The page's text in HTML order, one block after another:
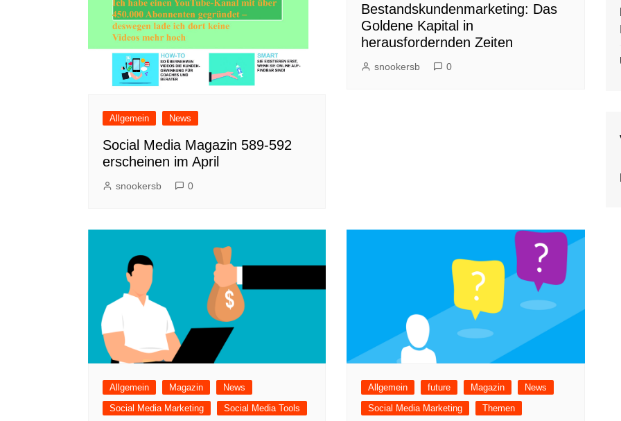
Allgemein News
Social Media Magazin 589-592
erscheinen im April
snookersb 0
Bestandskundenmarketing: Das
Goldene Kapital in
herausfordernden Zeiten
snookersb 0
Allgemein Magazin
News
Social Media Marketing
Social Media Tools
Allgemein future Magazin
News
Social Media Marketing
Themen